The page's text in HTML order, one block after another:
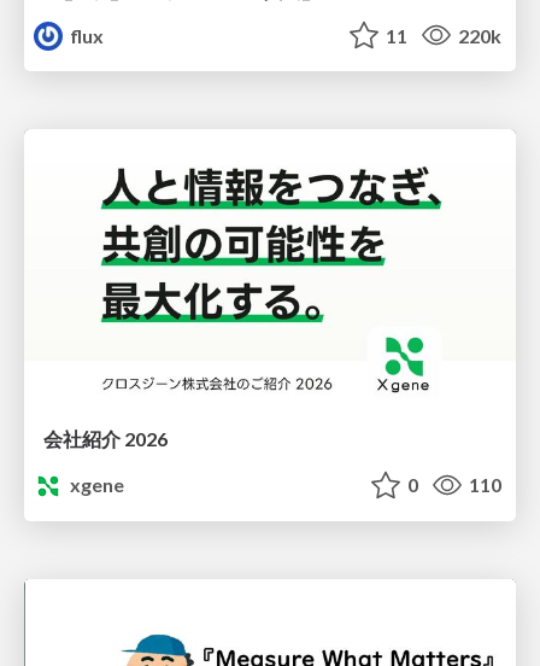
flux
11 220k
会社紹介 2026
xgene
0 110